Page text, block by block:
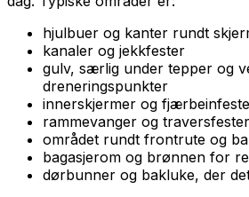
hjulbuer og kanter rundt
kanaler og jekkfester
gulv, særlig under tepper og
dreneringspunkter
innerskjermer og
rammevanger og traversfester
området rundt frontrute og
bagasjerom og brønnen for
dørbunner og bakluke, der